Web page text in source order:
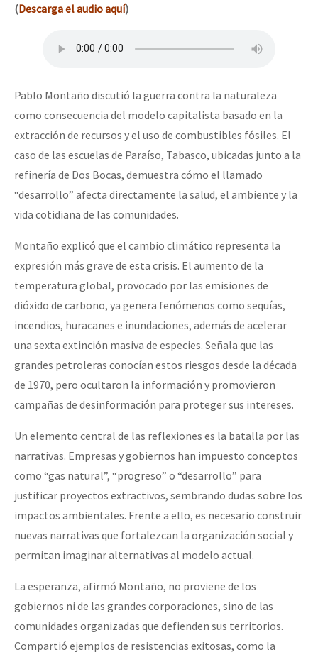
(Descarga el audio aquí)
Pablo Montaño discutió la guerra contra la naturaleza
como consecuencia del modelo capitalista basado en la
extracción de recursos y el uso de combustibles fósiles. El
caso de las escuelas de Paraíso, Tabasco, ubicadas junto a la
refinería de Dos Bocas, demuestra cómo el llamado
“desarrollo” afecta directamente la salud, el ambiente y la
vida cotidiana de las comunidades.
Montaño explicó que el cambio climático representa la
expresión más grave de esta crisis. El aumento de la
temperatura global, provocado por las emisiones de
dióxido de carbono, ya genera fenómenos como sequías,
incendios, huracanes e inundaciones, además de acelerar
una sexta extinción masiva de especies. Señala que las
grandes petroleras conocían estos riesgos desde la década
de 1970, pero ocultaron la información y promovieron
campañas de desinformación para proteger sus intereses.
Un elemento central de las reflexiones es la batalla por las
narrativas. Empresas y gobiernos han impuesto conceptos
como “gas natural”, “progreso” o “desarrollo” para
justificar proyectos extractivos, sembrando dudas sobre los
impactos ambientales. Frente a ello, es necesario construir
nuevas narrativas que fortalezcan la organización social y
permitan imaginar alternativas al modelo actual.
La esperanza, afirmó Montaño, no proviene de los
gobiernos ni de las grandes corporaciones, sino de las
comunidades organizadas que defienden sus territorios.
Compartió ejemplos de resistencias exitosas, como la